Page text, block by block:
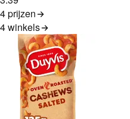
4 prijzen
4winkels